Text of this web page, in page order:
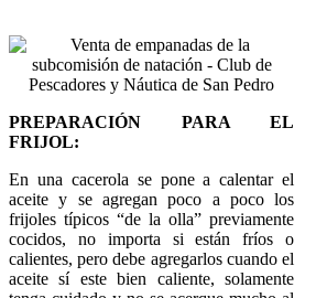
PREPARACIÓN PARA EL
FRIJOL:
En una cacerola se pone a calentar el
aceite y se agregan poco a poco los
frijoles típicos “de la olla” previamente
cocidos, no importa si están fríos o
calientes, pero debe agregarlos cuando el
aceite sí este bien caliente, solamente